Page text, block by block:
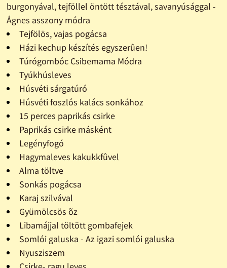
burgonyával, tejföllel öntött tésztával, savanyúsággal -
Ágnes asszony módra
Tejfölös, vajas pogácsa
Házi kechup készítés egyszerûen!
Túrógombóc Csibemama Módra
Tyúkhúsleves
Húsvéti sárgatúró
Húsvéti foszlós kalács sonkához
15 perces paprikás csirke
Paprikás csirke másként
Legényfogó
Hagymaleves kakukkfûvel
Alma töltve
Sonkás pogácsa
Karaj szilvával
Gyümölcsös õz
Libamájjal töltött gombafejek
Somlói galuska - Az igazi somlói galuska
Nyusziszem